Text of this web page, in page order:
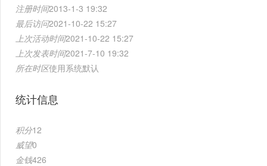
注册时间2013-1-3 19:32
最后访问2021-10-22 15:27
上次活动时间2021-10-22 15:27
上次发表时间2021-7-10 19:32
所在时区使用系统默认
统计信息
积分12
威望0
金钱426